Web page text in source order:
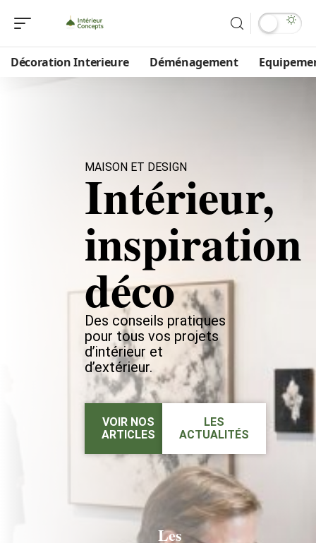
Décoration Interieure Déménagement
MAISON ET DESIGN
Intérieur,
inspiration
déco
Des conseils pratiques
pour tous vos projets
d’intérieur et
d’extérieur.
VOIR NOS
ARTICLES
LES
ACTUALITÉS
Les